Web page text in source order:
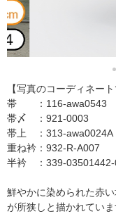
【写真のコーディネー
帯 ：116-awa0543
帯〆 ：921-0003
帯上 ：313-awa0024A
重ね衿：932-R-A007
半衿 ：339-03501442-
鮮やかに染められた赤
が所狭しと描かれていま